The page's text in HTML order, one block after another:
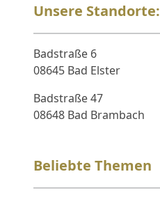
Unsere Standorte:
Badstraße 6
08645 Bad Elster
Badstraße 47
08648 Bad Brambach
Beliebte Themen